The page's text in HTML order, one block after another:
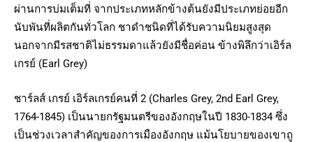
ผ่านการบ่มเต็มที่ จากประเภทหลักข้างต้นยังมีประเภทย่อยอีก
นับพันที่ผลิตกันทั่วโลก ชาดำชนิดที่ได้รับความนิยมสูงสุด
นอกจากมีรสชาติไม่ธรรมดาแล้วยังมีชื่อค่อน ข้างพิลึกว่าเอิร์ล
เกรย์ (Earl Grey)
ชาร์ลส์ เกรย์ เอิร์ลเกรย์คนที่ 2 (Charles Grey, 2nd Earl Grey,
1764-1845) เป็นนายกรัฐมนตรีของอังกฤษในปี 1830-1834 ซึ่ง
เป็นช่วงเวลาสำคัญของการเมืองอังกฤษ แม้นโยบายของเขาถู